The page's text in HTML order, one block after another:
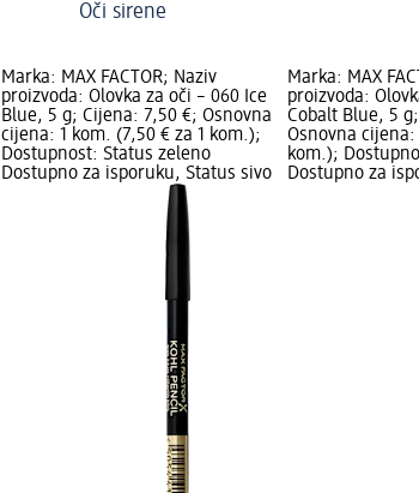
Oči sirene
Marka: MAX FACTOR; Naziv
proizvoda: Olovka za oči – 060 Ice
Blue, 5 g; Cijena: 7,50 €; Osnovna
cijena: 1 kom. (7,50 € za 1 kom.);
Dostupnost: Status zeleno
Dostupno za isporuku, Status sivo
Marka: MAX
proizvoda:
Cobalt Blue, 5
Osnovna cijena:
kom.);
Dostupno za